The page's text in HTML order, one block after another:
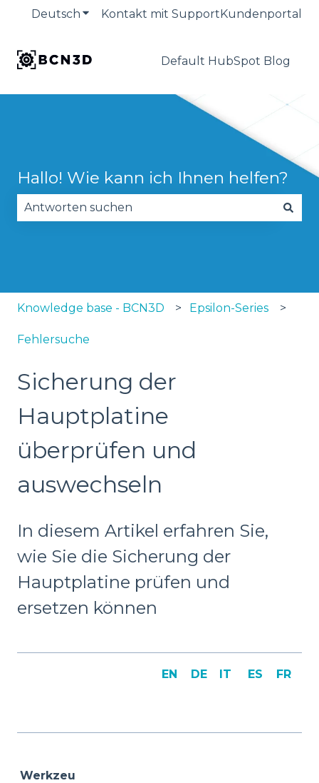
Deutsch Untermenü für Übersetzungen
Kontakt mit SupportKundenportal
Default HubSpot Blog
Hallo! Wie kann ich Ihnen helfen?
Knowledge base - BCN3D Epsilon-Series
Fehlersuche
Sicherung der
Hauptplatine
überprüfen und
auswechseln
In diesem Artikel erfahren Sie,
wie Sie die Sicherung der
Hauptplatine prüfen und
ersetzen können
EN DE IT ES FR
Werkzeu